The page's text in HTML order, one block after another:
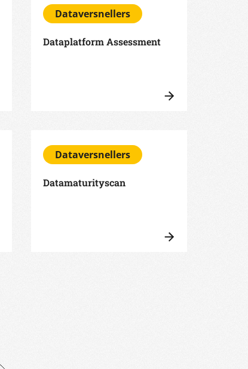
Dataversnellers
Dataplatform Assessment
Dataversnellers
Datamaturityscan